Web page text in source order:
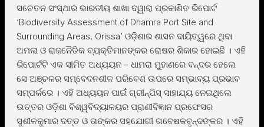
ସଚେତନ ସଂସ୍ଥାର ଭାରତୀୟ ଶାଖା ଦ୍ୱାରା ପ୍ରକାଶିତ ରିପୋର୍ଟ
‘Biodiversity Assessment of Dhamra Port Site and
Surrounding Areas, Orissa’ ଓଡ଼ିଶାର ଶାସନ ଦାୟିତ୍ୱରେ ଥିବା
ଅମଲା ଓ ରାଜନୈତିକ ବ୍ୟକ୍ତିମାନଙ୍କର ରୋଷର ଶିକାର ହୋଇଛି । ଏହି
ରିପୋର୍ଟଟି ଏକ ସୀମିତ ଅଧ୍ୟୟନ – ଧାମରା ମୁହାଣରେ ବନ୍ଦର ହେଲେ
ସେ ଅଞ୍ଚଳର ସମ୍ବେଦନଶୀଳ ପରିବେଶ ଉପରେ ସମ୍ଭାବ୍ୟ ପ୍ରଭାବ
ସମ୍ପର୍କରେ । ଏହି ଅଧ୍ୟୟନ ପାଇଁ ଗ୍ରୀନ୍ପିସ୍ ସାହାଯ୍ୟ ନେଇଥିଲେ
ଉତ୍ତର ଓଡ଼ିଶା ବିଶ୍ୱବିଦ୍ୟାଳୟର ପ୍ରାଣୀବିଜ୍ଞାନ ପ୍ରଫେସର
ସୁଶୀଳକୁମାର ଦତ୍ତ ଓ ତାଙ୍କର ସହଯୋଗୀ ଗବେଷକବୃନ୍ଦଙ୍କର । ଏହି